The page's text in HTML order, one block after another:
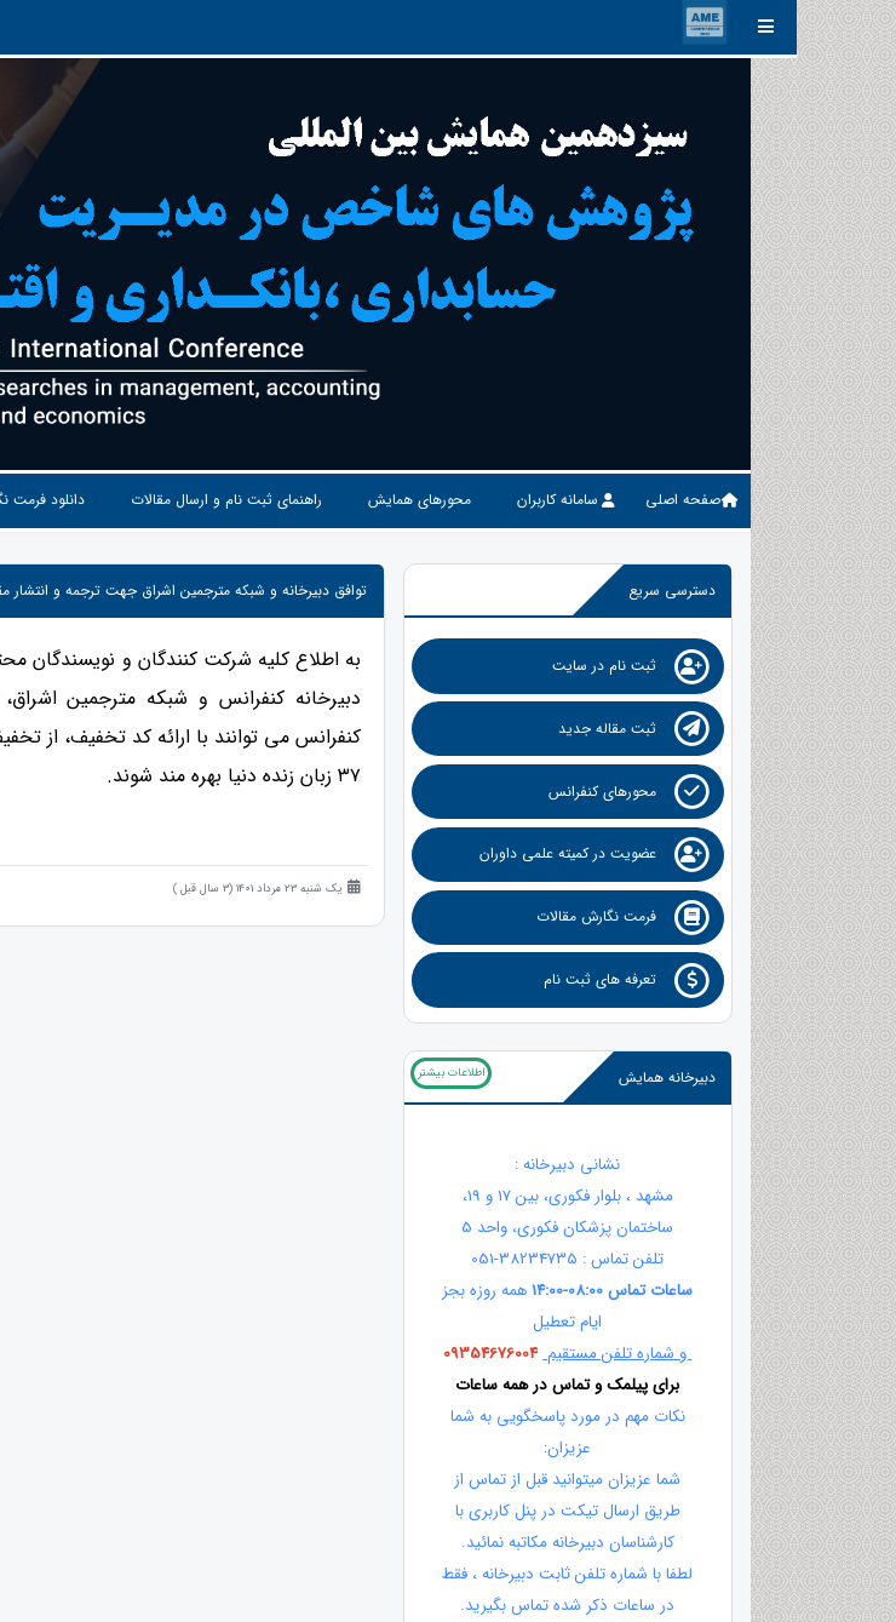
صفحه اصلی سامانه کاربران محورهای همایش راهنمای ثبت نام و ارسال مقالات دانلود فرمت
دسترسی سریع
ثبت نام در سایت
ثبت مقاله جدید
محورهای کنفرانس
عضویت در کمیته علمی داوران
فرمت نگارش مقالات
تعرفه های ثبت نام
دبیرخانه همایش اطلاعات بیشتر
نشانی دبیرخانه :
مشهد ، بلوار فکوری، بین 17 و 19،
ساختمان پزشکان فکوری، واحد 5
تلفن تماس : 38234735-051
ساعات تماس 08:00-14:00
همه روزه بجز
ایام تعطیل
و شماره تلفن مستقیم09354676004
برای پیلمک و تماس در همه ساعات
نکات مهم در مورد پاسخگویی به شما
عزیزان:
شما عزیزان میتوانید قبل از تماس از
طریق ارسال تیکت در پنل کاربری با
کارشناسان دبیرخانه مکاتبه نمائید.
لطفا با شماره تلفن ثابت دبیرخانه ، فقط
در ساعات ذکر شده تماس بگیرید.
توافق دبیرخانه و شبکه مترجمین اشراق جهت ترجمه و انتشار
به اطلاع کلیه شرکت کنندگان و نویسندگان
دبیرخانه کنفرانس و شبکه مترجمین
۳۷ زبان زنده دنیا بهره مند شوند.
یک شنبه 23 مرداد 1401 (3 سال قبل )